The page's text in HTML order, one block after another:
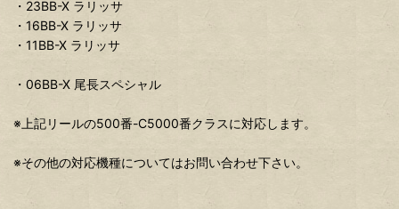
・23BB-X ラリッサ
・16BB-X ラリッサ
・11BB-X ラリッサ
・06BB-X 尾長スペシャル
※上記リールの500番-C5000番クラスに対応します。
※その他の対応機種についてはお問い合わせ下さい。